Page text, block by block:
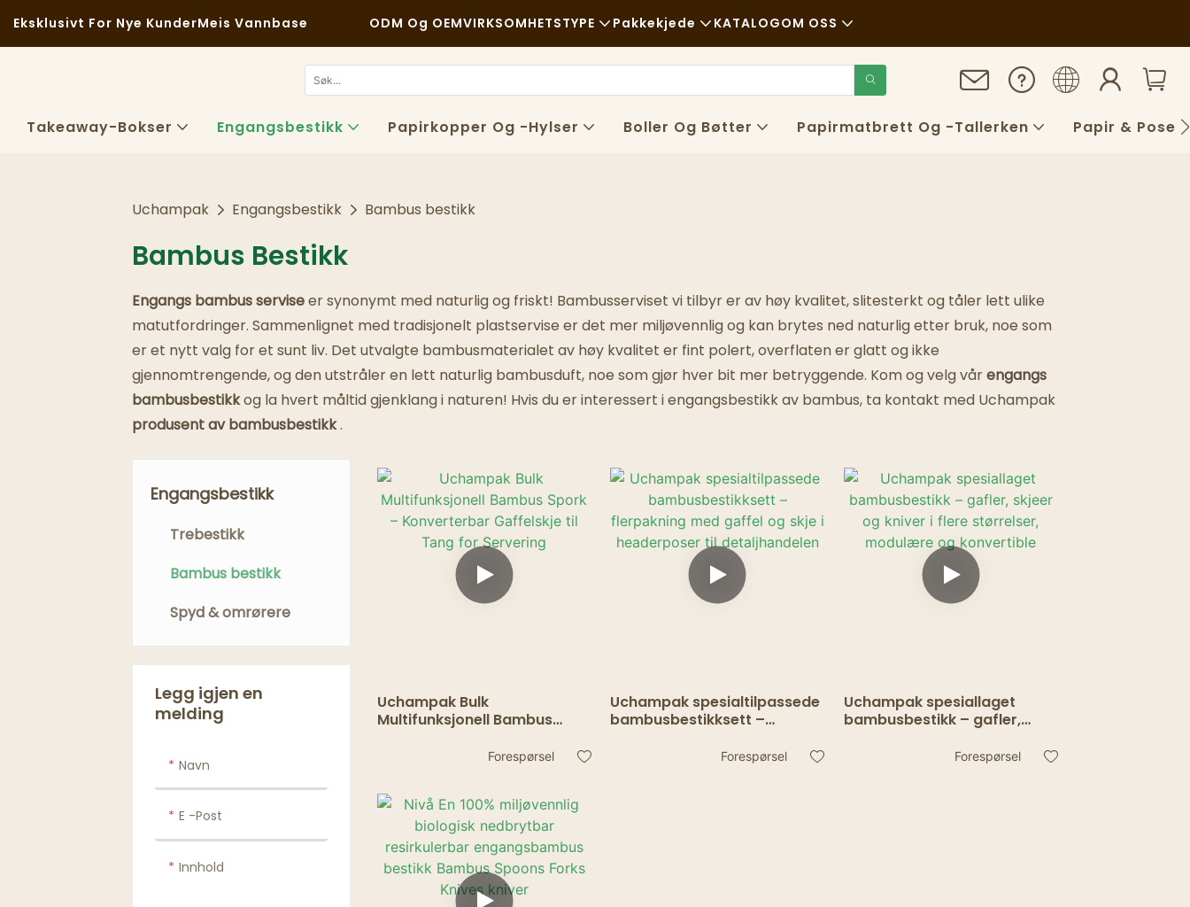
Eksklusivt For Nye KunderMeis Vannbase ODM Og OEMVIRKSOMHETSTYPE
Bakeri
Fettete Skje
Spøkelsesrestauranter
Pakkekjede KATALOGOM OSS
Takeaway-Bokser Engangsbestikk Papirkopper Og -hylser Boller Og Bøtter Papirmatbrett Og -tallerken Papir & Poser
Uchampak Engangsbestikk Bambus bestikk
Bambus Bestikk
Engangs bambus serviseer synonymt med naturlig og friskt! Bambusserviset vi tilbyr er av høy kvalitet, slitesterkt og tåler lett ulike
matutfordringer. Sammenlignet med tradisjonelt plastservise er det mer miljøvennlig og kan brytes ned naturlig etter bruk, noe som
er et nytt valg for et sunt liv. Det utvalgte bambusmaterialet av høy kvalitet er fint polert, overflaten er glatt og ikke
gjennomtrengende, og den utstråler en lett naturlig bambusduft, noe som gjør hver bit mer betryggende. Kom og velg vårengangs
bambusbestikkog la hvert måltid gjenklang i naturen! Hvis du er interessert i engangsbestikk av bambus, ta kontakt med Uchampak
produsent av bambusbestikk.
Uchampak Bulk
Multifunksjonell Bambus
Gaffelskje til Tang for
Forespørsel
Uchampak spesialtilpassede
bambusbestikksett –
skje i headerposer til
Forespørsel
Uchampak spesiallaget
bambusbestikk – gafler,
størrelser, modulære og
Forespørsel
Engangsbestikk
Trebestikk
Bambus bestikk
Spyd & omrørere
Legg igjen en
melding
Navn
E -post
Innhold